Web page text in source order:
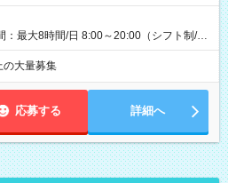
：最大8時間/日 8:00～20:00（シフト制/実
（場所次第では週4も有り） ※配達状況
務可能性有り ※案件により多少の前後あ
の大量募集
応募する 詳細へ